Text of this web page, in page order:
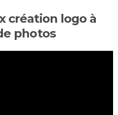
création logo à
photos